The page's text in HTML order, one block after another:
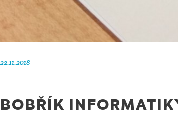
22.11.2018
BOBŘÍK